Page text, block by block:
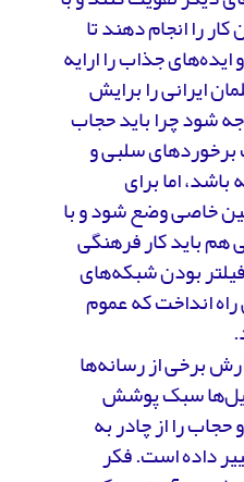
را انجام دهند تا
جذاب را ارایه
ایرانی را برایش
‌شود چرا باید حجاب
سلبی و
باشد، اما برای
خاصی وضع شود و با
هم باید کار فرهنگی
فیلتر بودن شبکه‌های
انداخت که عموم
برخی از رسانه‌ها
سبک پوشش
حجاب را از چادر به
داده است. فکر